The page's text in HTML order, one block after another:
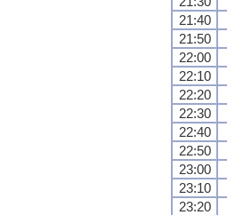
21:40
21:50
22:00
22:10
22:20
22:30
22:40
22:50
23:00
23:10
23:20